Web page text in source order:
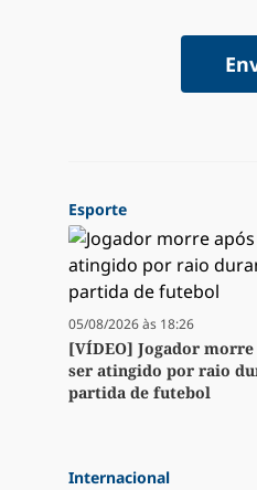
Esporte
05/08/2026 às 18:26
[VÍDEO] Jogador morre
ser atingido por raio
partida de futebol
Internacional